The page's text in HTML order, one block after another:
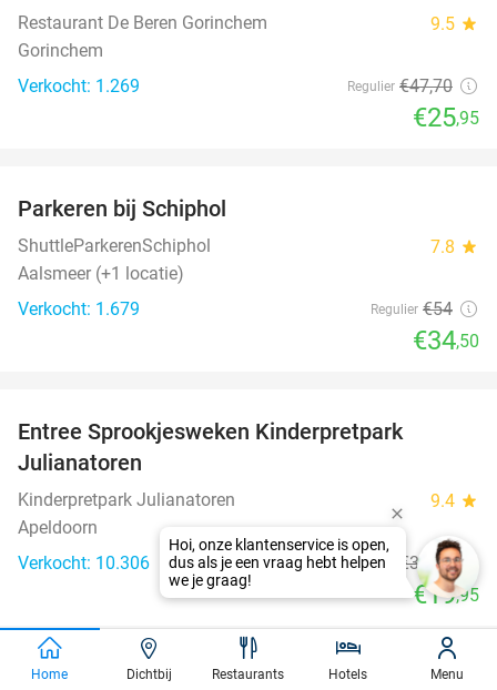
Restaurant De Beren Gorinchem 9.5 star
Gorinchem
Verkocht: 1.269
Regulier €47,70
€25,95
Parkeren bij Schiphol
ShuttleParkerenSchiphol 7.8 star
Aalsmeer (+1 locatie)
Verkocht: 1.679
Regulier €54
€34,50
Entree Sprookjesweken Kinderpretpark
Julianatoren
Kinderpretpark Julianatoren 9.4 star
Apeldoorn
Verkocht: 10.306
Regulier €32 ,50
€19,95
favorite_border
Home Dichtbij Restaurants Hotels Menu